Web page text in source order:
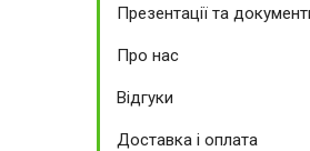
Презентації та
Про нас
Відгуки
Доставка і оплата